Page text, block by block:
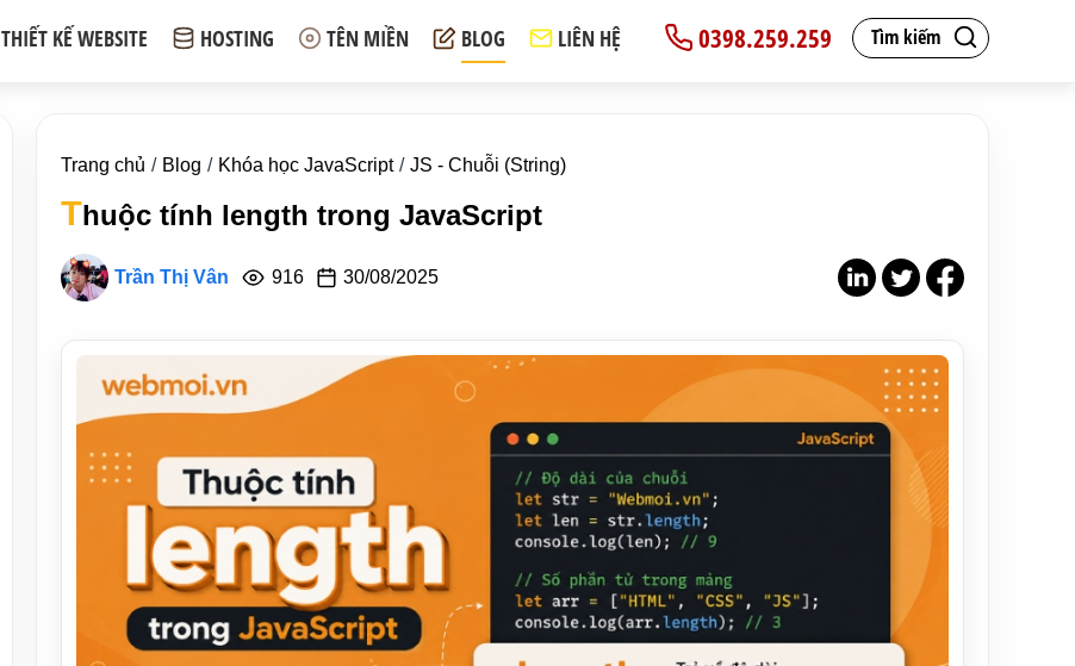
Tìm kiếm
0398.259.259
THIẾT KẾ WEBSITE HOSTING TÊN MIỀN BLOG LIÊN HỆ
Trang chủ Blog Khóa học JavaScript JS - Chuỗi (String)
Thuộc tính length trong JavaScript
Trần Thị Vân 916 30/08/2025